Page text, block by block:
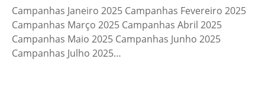
Campanhas Janeiro 2025 Campanhas Fevereiro 2025
Campanhas Março 2025 Campanhas Abril 2025
Campanhas Maio 2025 Campanhas Junho 2025
Campanhas Julho 2025…